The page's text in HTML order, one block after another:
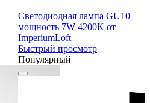
Светодиодная лампа GU10
мощность 7W 4200K от
ImperiumLoft
Быстрый просмотр
Популярный